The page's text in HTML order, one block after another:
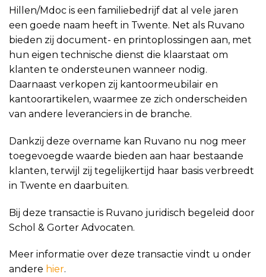
Hillen/Mdoc is een familiebedrijf dat al vele jaren
een goede naam heeft in Twente. Net als Ruvano
bieden zij document- en printoplossingen aan, met
hun eigen technische dienst die klaarstaat om
klanten te ondersteunen wanneer nodig.
Daarnaast verkopen zij kantoormeubilair en
kantoorartikelen, waarmee ze zich onderscheiden
van andere leveranciers in de branche.
Dankzij deze overname kan Ruvano nu nog meer
toegevoegde waarde bieden aan haar bestaande
klanten, terwijl zij tegelijkertijd haar basis verbreedt
in Twente en daarbuiten.
Bij deze transactie is Ruvano juridisch begeleid door
Schol & Gorter Advocaten.
Meer informatie over deze transactie vindt u onder
andere hier.